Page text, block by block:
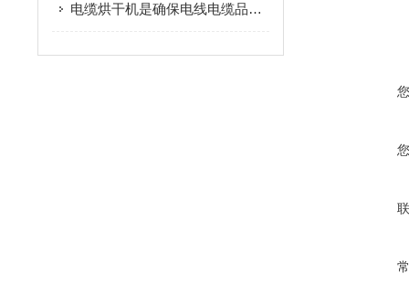
电缆烘干机是确保电线电缆品质的设备